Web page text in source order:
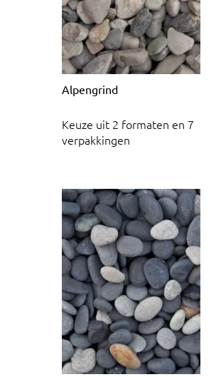
Alpengrind
Keuze uit 2 formaten en 7
verpakkingen